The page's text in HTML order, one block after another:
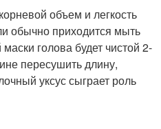
объем и легкость
обычно приходится мыть
голова будет чистой 2-
пересушить длину,
уксус сыграет роль